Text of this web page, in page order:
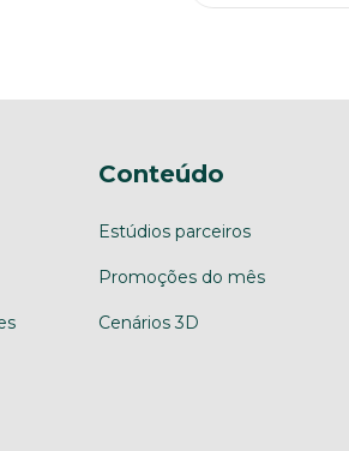
Conteúdo
Estúdios parceiros
Promoções do mês
Cenários 3D